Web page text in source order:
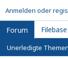
Anmelden oder
Forum Filebase
Unerledigte Themen